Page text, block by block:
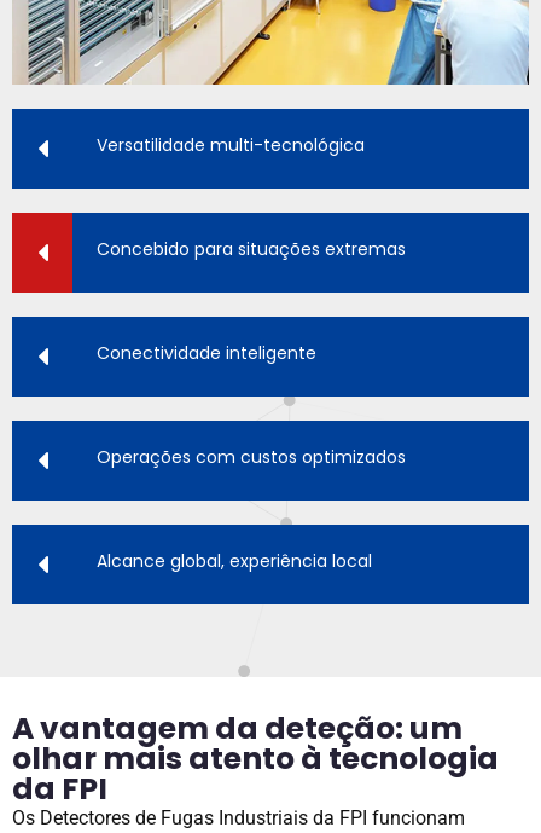
Versatilidade multi-tecnológica
Concebido para situações extremas
Conectividade inteligente
Operações com custos optimizados
Alcance global, experiência local
A vantagem da deteção: um
olhar mais atento à tecnologia
da FPI
Os Detectores de Fugas Industriais da FPI funcionam